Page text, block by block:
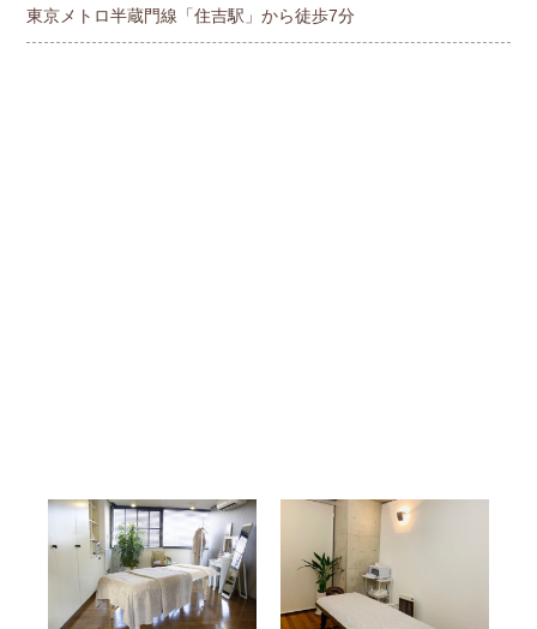
東京メトロ半蔵門線「住吉駅」から徒歩7分